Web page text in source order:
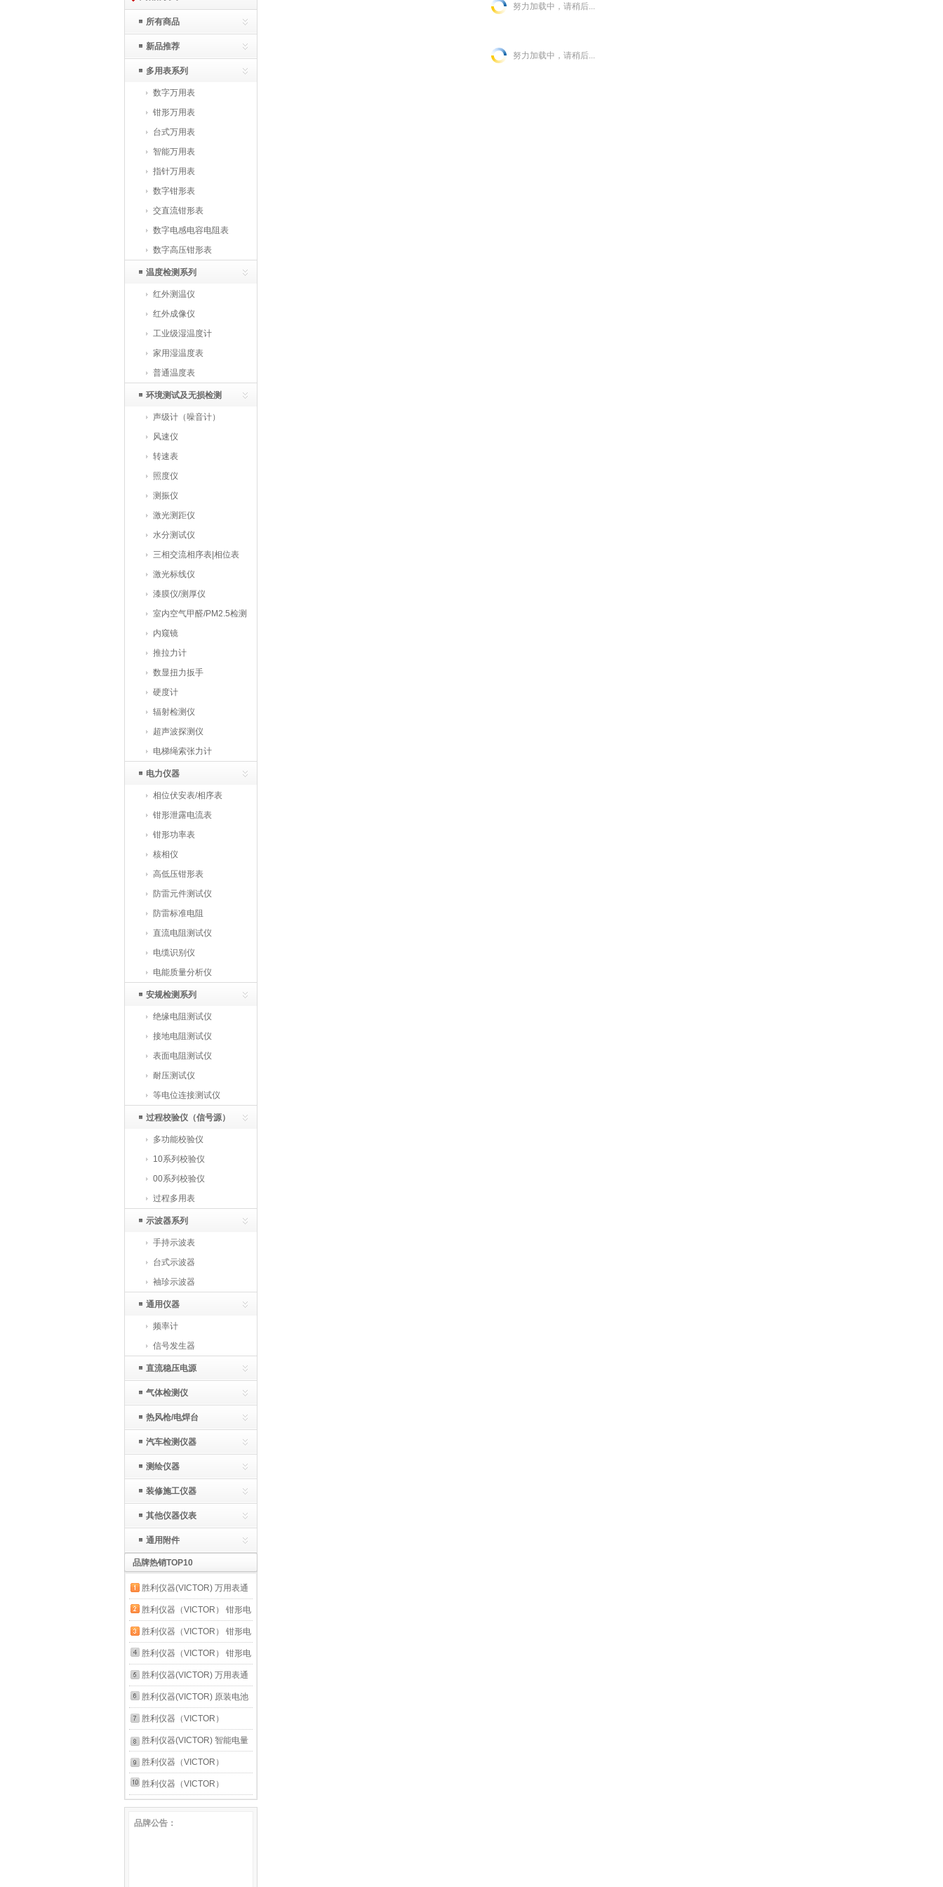
所有商品
新品推荐
多用表系列
数字万用表
钳形万用表
台式万用表
智能万用表
指针万用表
数字钳形表
交直流钳形表
数字电感电容电阻表
数字高压钳形表
温度检测系列
红外测温仪
红外成像仪
工业级湿温度计
家用湿温度表
普通温度表
环境测试及无损检测
声级计（噪音计）
风速仪
转速表
照度仪
测振仪
激光测距仪
水分测试仪
三相交流相序表|相位表
激光标线仪
漆膜仪/测厚仪
室内空气甲醛/PM2.5检测
仪
内窥镜
推拉力计
数显扭力扳手
硬度计
辐射检测仪
超声波探测仪
电梯绳索张力计
电力仪器
相位伏安表/相序表
钳形泄露电流表
钳形功率表
核相仪
高低压钳形表
防雷元件测试仪
防雷标准电阻
直流电阻测试仪
电缆识别仪
电能质量分析仪
安规检测系列
绝缘电阻测试仪
接地电阻测试仪
表面电阻测试仪
耐压测试仪
等电位连接测试仪
过程校验仪（信号源）
多功能校验仪
10系列校验仪
00系列校验仪
过程多用表
示波器系列
手持示波表
台式示波器
袖珍示波器
通用仪器
频率计
信号发生器
直流稳压电源
气体检测仪
热风枪/电焊台
汽车检测仪器
测绘仪器
装修施工仪器
其他仪器仪表
通用附件
品牌热销TOP10
胜利仪器(VICTOR) 万用表通
用附件20A表笔表棒CAT III
1000V 20A 胜利20A原装表笔
胜利仪器（VICTOR） 钳形电
流表 数字高精度全自动防烧
钳流电工 VC6017官方标配
胜利仪器（VICTOR） 钳形电
流表 数字高精度全自动防烧
钳流电工 VC6018新款【交流
600A】
胜利仪器（VICTOR） 钳形电
流表 数字高精度全自动防烧
钳流电工 VC6056B【交直流
1000A】
胜利仪器(VICTOR) 万用表通
用附件20A表笔表棒CAT III
1000V 20A 20A特尖特细表笔
胜利仪器(VICTOR) 原装电池
2个 碳性电池6F22 9v叠层式
胜利仪器（VICTOR）
VC868A+ 无铅恒温拆焊台 二
合一热风枪电烙铁
胜利仪器(VICTOR) 智能电量
测量仪功率计 电参数测试仪
高精度电参数表 VC7800官方
胜利仪器（VICTOR）
VC890C+D 万用表数字高精
多用 VC881D官方标配
胜利仪器（VICTOR）
VC890C+D 万用表数字高精
度全自动智能万能表维修电工
品牌公告：
努力加载中，请稍后...
努力加载中，请稍后...